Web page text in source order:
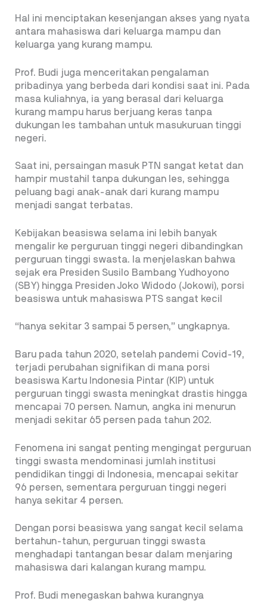
Hal ini menciptakan kesenjangan akses yang nyata
antara mahasiswa dari keluarga mampu dan
keluarga yang kurang mampu.
Prof. Budi juga menceritakan pengalaman
pribadinya yang berbeda dari kondisi saat ini. Pada
masa kuliahnya, ia yang berasal dari keluarga
kurang mampu harus berjuang keras tanpa
dukungan les tambahan untuk masukuruan tinggi
negeri.
Saat ini, persaingan masuk PTN sangat ketat dan
hampir mustahil tanpa dukungan les, sehingga
peluang bagi anak-anak dari kurang mampu
menjadi sangat terbatas.
Kebijakan beasiswa selama ini lebih banyak
mengalir ke perguruan tinggi negeri dibandingkan
perguruan tinggi swasta. Ia menjelaskan bahwa
sejak era Presiden Susilo Bambang Yudhoyono
(SBY) hingga Presiden Joko Widodo (Jokowi), porsi
beasiswa untuk mahasiswa PTS sangat kecil
“hanya sekitar 3 sampai 5 persen,” ungkapnya.
Baru pada tahun 2020, setelah pandemi Covid-19,
terjadi perubahan signifikan di mana porsi
beasiswa Kartu Indonesia Pintar (KIP) untuk
perguruan tinggi swasta meningkat drastis hingga
mencapai 70 persen. Namun, angka ini menurun
menjadi sekitar 65 persen pada tahun 202.
Fenomena ini sangat penting mengingat perguruan
tinggi swasta mendominasi jumlah institusi
pendidikan tinggi di Indonesia, mencapai sekitar
96 persen, sementara perguruan tinggi negeri
hanya sekitar 4 persen.
Dengan porsi beasiswa yang sangat kecil selama
bertahun-tahun, perguruan tinggi swasta
menghadapi tantangan besar dalam menjaring
mahasiswa dari kalangan kurang mampu.
Prof. Budi menegaskan bahwa kurangnya